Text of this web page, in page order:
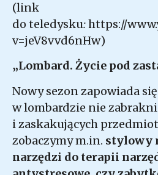
(link
do teledysku:https://
v=jeV8vvd6nHw)
„Lombard. Życie pod
Nowy sezon zapowiada
w lombardzie nie
i zaskakujących
zobaczymy m.in. stylowy
narzędzi do terapii